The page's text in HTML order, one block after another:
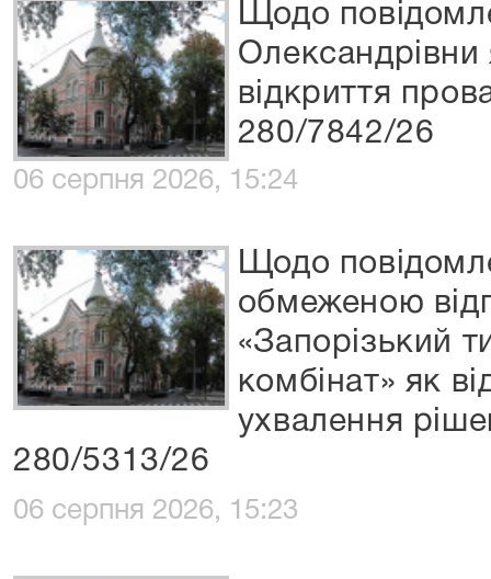
Щодо
Олександрівни
відкриття
280/7842/26
06 серпня 2026, 15:24
Щодо
обмеженою
«Запорізький
комбінат» як
ухвалення
280/5313/26
06 серпня 2026, 15:23